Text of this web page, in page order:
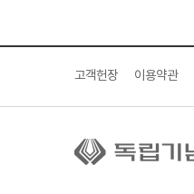
고객헌장 이용약관